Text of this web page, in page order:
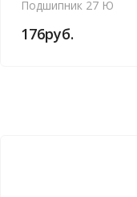
Подшипник 27 Ю
176руб.